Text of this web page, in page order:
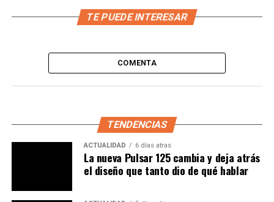
TE PUEDE INTERESAR
COMENTA
TENDENCIAS
ACTUALIDAD 6 días atras
La nueva Pulsar 125 cambia y deja atrás
el diseño que tanto dio de qué hablar